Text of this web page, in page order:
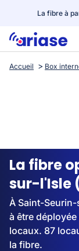
La fibre à
Box internet
Streaming
Accueil Box
La fibre
sur-l'Isle
À Saint-
à être
locaux. 87
la fibre.